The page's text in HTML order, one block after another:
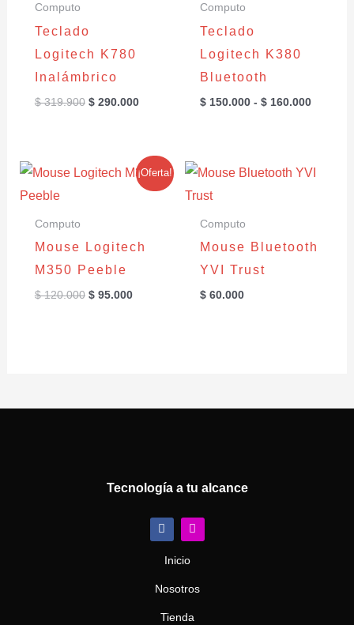
Computo
Teclado
Logitech K780
Inalámbrico
$319.900 $290.000
Computo
Teclado
Logitech K380
Bluetooth
$ 150.000 - $ 160.000
¡Oferta!
Computo
Mouse Logitech
M350 Peeble
$120.000
El
precio
$95.000
El
precio
Computo
Mouse Bluetooth
YVI Trust
$ 60.000
Tecnología a tu alcance
F
a
e
o
o
I
n
r
m
Inicio
Nosotros
Tienda